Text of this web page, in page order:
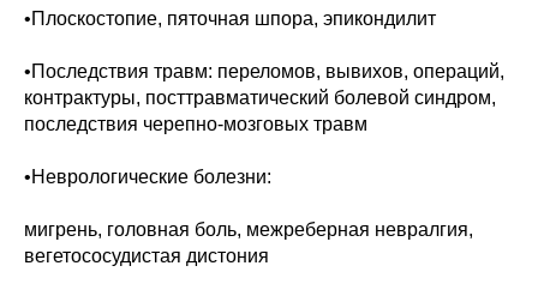
•Плоскостопие, пяточная шпора, эпикондилит
•Последствия травм: переломов, вывихов, операций,
контрактуры, посттравматический болевой синдром,
последствия черепно-мозговых травм
•Неврологические болезни:
мигрень, головная боль, межреберная невралгия,
вегетососудистая дистония